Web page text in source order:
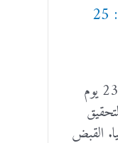
مرصد العدالة في مصر من 15 يوليو : 25
ملخص: ظهور الصحفي حيدر قنديل بعد 23 يوم
القبض